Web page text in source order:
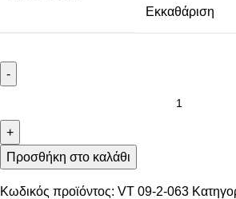
Εκκαθάριση
-
+
Προσθήκη στο καλάθι
Κωδικός προϊόντος: VT 09-2-063